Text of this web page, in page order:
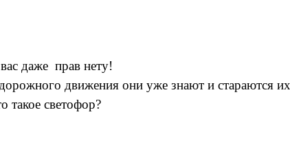
даже прав нету!
движения они уже знают и стараются
такое светофор?